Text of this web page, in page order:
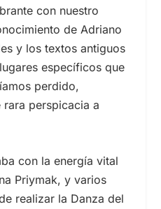
con nuestro
de Adriano
y los textos antiguos
específicos que
perdido,
perspicacia a
con la energía vital
Priymak, y varios
realizar la Danza del